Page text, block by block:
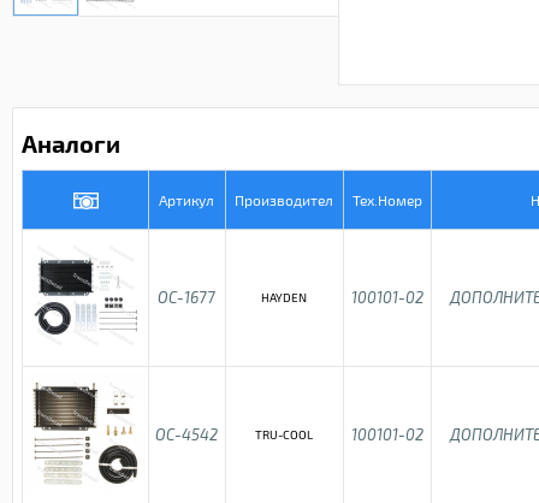
Аналоги
Артикул Производител Тех.Номер
OC-1677 HAYDEN 100101-02
OC-4542 TRU-COOL 100101-02